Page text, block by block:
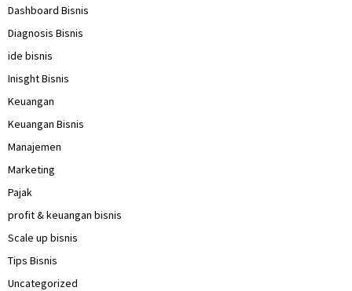
Dashboard Bisnis
Diagnosis Bisnis
ide bisnis
Inisght Bisnis
Keuangan
Keuangan Bisnis
Manajemen
Marketing
Pajak
profit & keuangan bisnis
Scale up bisnis
Tips Bisnis
Uncategorized